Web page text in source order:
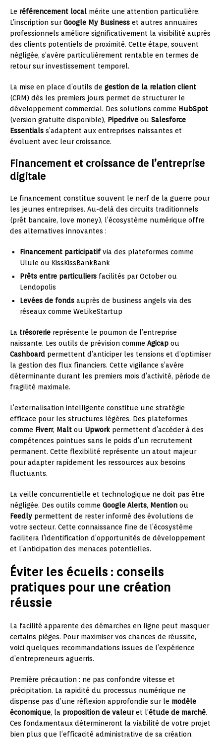
Le référencement local mérite une attention particulière.
L’inscription surGoogle My Business et autres annuaires
professionnels améliore significativement la visibilité auprès
des clients potentiels de proximité. Cette étape, souvent
négligée, s’avère particulièrement rentable en termes de
retour sur investissement temporel.
La mise en place d’outils de gestion de la relation client
(CRM) dès les premiers jours permet de structurer le
développement commercial. Des solutions comme HubSpot
(version gratuite disponible), Pipedrive ou Salesforce
Essentials s’adaptent aux entreprises naissantes et
évoluent avec leur croissance.
Financement et croissance de l’entreprise
digitale
Le financement constitue souvent le nerf de la guerre pour
les jeunes entreprises. Au-delà des circuits traditionnels
(prêt bancaire, love money), l’écosystème numérique offre
des alternatives innovantes :
Financement participatifvia des plateformes comme
Ulule ou KissKissBankBank
Prêts entre particuliers facilités par October ou
Lendopolis
Levées de fonds auprès de business angels via des
réseaux comme WeLikeStartup
La trésorerie représente le poumon de l’entreprise
naissante. Les outils de prévision comme Agicap ou
Cashboard permettent d’anticiper les tensions et d’optimiser
la gestion des flux financiers. Cette vigilance s’avère
déterminante durant les premiers mois d’activité, période de
fragilité maximale.
L’externalisation intelligente constitue une stratégie
efficace pour les structures légères. Des plateformes
comme Fiverr, Malt ou Upwork permettent d’accéder à des
compétences pointues sans le poids d’un recrutement
permanent. Cette flexibilité représente un atout majeur
pour adapter rapidement les ressources aux besoins
fluctuants.
La veille concurrentielle et technologique ne doit pas être
négligée. Des outils comme Google Alerts, Mention ou
Feedly permettent de rester informé des évolutions de
votre secteur. Cette connaissance fine de l’écosystème
facilitera l’identification d’opportunités de développement
et l’anticipation des menaces potentielles.
Éviter les écueils : conseils
pratiques pour une création
réussie
La facilité apparente des démarches en ligne peut masquer
certains pièges. Pour maximiser vos chances de réussite,
voici quelques recommandations issues de l’expérience
d’entrepreneurs aguerris.
Première précaution : ne pas confondre vitesse et
précipitation. La rapidité du processus numérique ne
dispense pas d’une réflexion approfondie sur le modèle
économique, la proposition de valeuret l’étude de marché.
Ces fondamentaux détermineront la viabilité de votre projet
bien plus que l’efficacité administrative de sa création.